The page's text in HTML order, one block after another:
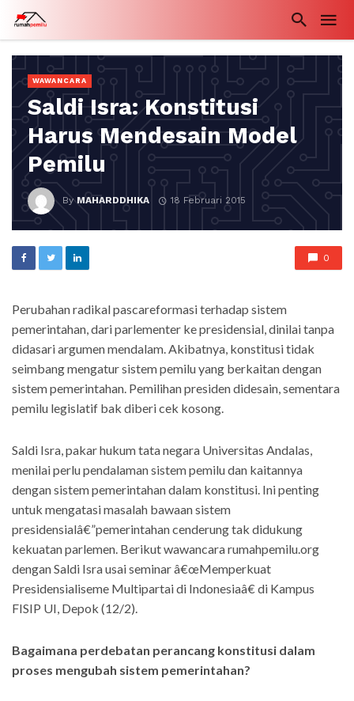
WAWANCARA
Saldi Isra: Konstitusi
Harus Mendesain Model
Pemilu
ByMAHARDDHIKA 18 Februari 2015
0
Perubahan radikal pascareformasi terhadap sistem
pemerintahan, dari parlementer ke presidensial, dinilai tanpa
didasari argumen mendalam. Akibatnya, konstitusi tidak
seimbang mengatur sistem pemilu yang berkaitan dengan
sistem pemerintahan. Pemilihan presiden didesain, sementara
pemilu legislatif bak diberi cek kosong.
Saldi Isra, pakar hukum tata negara Universitas Andalas,
menilai perlu pendalaman sistem pemilu dan kaitannya
dengan sistem pemerintahan dalam konstitusi. Ini penting
untuk mengatasi masalah bawaan sistem
presidensialâ€”pemerintahan cenderung tak didukung
kekuatan parlemen. Berikut wawancara rumahpemilu.org
dengan Saldi Isra usai seminar â€œMemperkuat
Presidensialiseme Multipartai di Indonesiaâ€ di Kampus
FISIP UI, Depok (12/2).
Bagaimana perdebatan perancang konstitusi dalam
proses mengubah sistem pemerintahan?